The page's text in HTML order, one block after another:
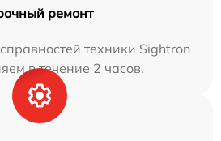
ремонт
техники Sightron
в течение 2 часов.